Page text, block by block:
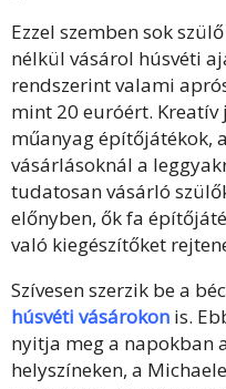
Ezzel szemben sok
nélkül vásárol húsvéti
rendszerint valami
mint 20 euróért.
műanyag építőjátékok,
vásárlásoknál a
tudatosan vásárló
előnyben, ők fa
való kiegészítőket
Szívesen szerzik be a
húsvéti vásárokon is.
nyitja meg a napokban
helyszíneken, a